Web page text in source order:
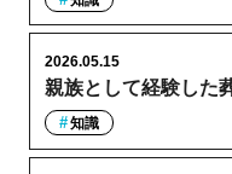
親族として経験した
2026.05.15
知識